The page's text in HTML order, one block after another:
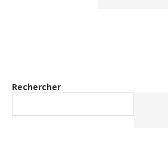
Rechercher